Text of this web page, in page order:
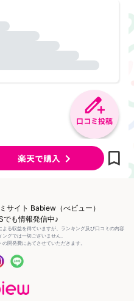
口コミ投稿
楽天で購入
サイト Babiew（べビュー）
でも情報発信中♪
る収益を得ていますが、ランキング及び口コミの内容
グでは一切ございません。
開発費にあてさせていただきます。